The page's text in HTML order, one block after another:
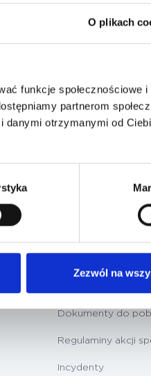
O plikach
funkcje społecznościowe i
partnerom
danymi otrzymanymi od
Zezwól na
Dokumenty do
Regulaminy akcji
Incydenty